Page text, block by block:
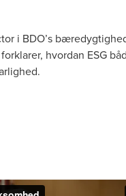
i BDO’s
hvordan ESG